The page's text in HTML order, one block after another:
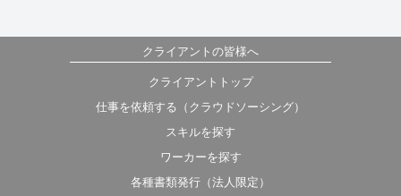
クライアントの皆様へ
クライアントトップ
仕事を依頼する（クラウドソーシング）
スキルを探す
ワーカーを探す
各種書類発行（法人限定）